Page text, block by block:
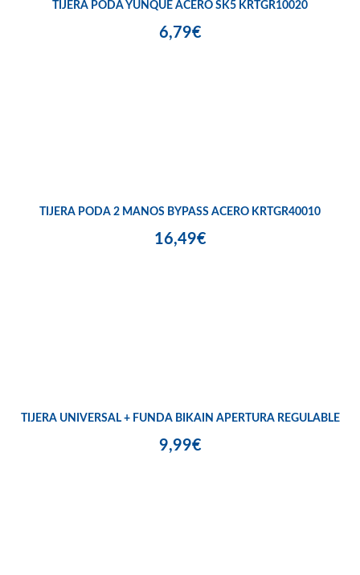
TIJERA PODA YUNQUE ACERO SK5 KRTGR10020
6,79€
TIJERA PODA 2 MANOS BYPASS ACERO KRTGR40010
16,49€
TIJERA UNIVERSAL + FUNDA BIKAIN APERTURA REGULABLE
9,99€